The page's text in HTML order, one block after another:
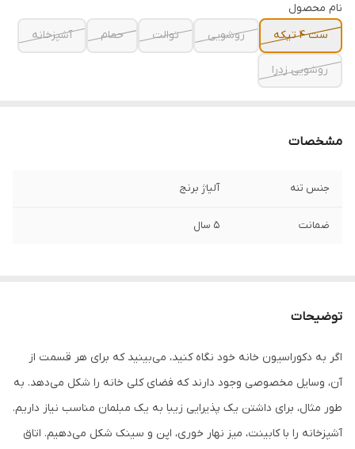
نام محصول
ست 4 تیکه
روشویی توالت حمام آشپزخانه
روشویی زدرا
مشخصات
جنس تنه آلیاژ برنج
ضمانت 5 سال
توضیحات
اگر به دکوراسیون خانه خود نگاه کنید، می‌بینید که برای هر قسمت از
آن، وسایل مخصوصی وجود دارند که فضای کلی خانه را شکل می‌دهد. به
طور مثال، برای داشتن یک پذیرایی زیبا به یک مبلمان مناسب نیاز داریم.
آشپزخانه را با کابینت، میز نهار خوری، اپن و سینک شکل می‌دهیم. اتاق